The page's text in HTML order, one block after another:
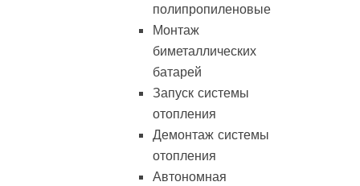
полипропиленовые
Монтаж
биметаллических
батарей
Запуск системы
отопления
Демонтаж системы
отопления
Автономная